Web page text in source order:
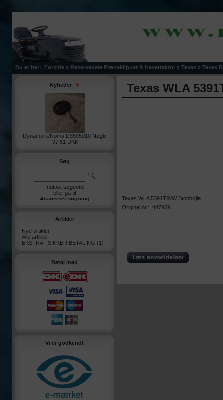
Du er her: Forside » Reservedele Plæneklipper & Havetraktor » Texas » Texas
Nyheder
Dynamark/Noma D3595010 Nøgle
97,51 DKK
Søg
Indtast søgeord
eller gå til
Avanceret søgning
Artikler
Nye artikler
Alle artikler
EKSTRA - SIKKER BETALING (1)
Betal med
Vi er godkendt
Texas WLA
Texas WLA 5391TR/W Stopbøjle
Original nr.: 447959